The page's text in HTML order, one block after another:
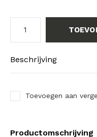
Beschrijving
Toevoegen aan
Productomschrijving